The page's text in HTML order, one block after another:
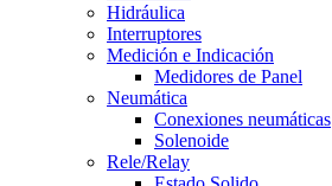
Hidráulica
Interruptores
Medición e Indicación
Medidores de Panel
Neumática
Conexiones neumáticas
Solenoide
Rele/Relay